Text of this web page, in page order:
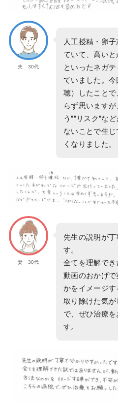
夫 30代
人工授精・卵
ていて、高い
といったネガ
ていました。
聴）したこと
らず思いますが
う””リスク”な
ないことで生
くなりました。
妻 30代
先生の説明が
す。
全てを理解でき
動画のおかげ
かをイメージ
取り除けた気
で、ぜひ治療
す。